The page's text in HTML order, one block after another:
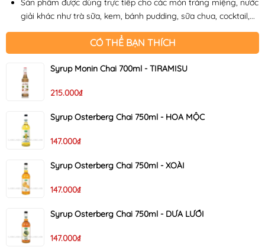
Sản phẩm được dùng trực tiếp cho các món tráng miệng, nước
giải khác như trà sữa, kem, bánh pudding, sữa chua, cocktail,...
CÓ THỂ BẠN THÍCH
Syrup Monin Chai 700ml - TIRAMISU
215.000₫
Syrup Osterberg Chai 750ml - HOA MỘC
147.000₫
Syrup Osterberg Chai 750ml - XOÀI
147.000₫
Syrup Osterberg Chai 750ml - DƯA LƯỚI
147.000₫